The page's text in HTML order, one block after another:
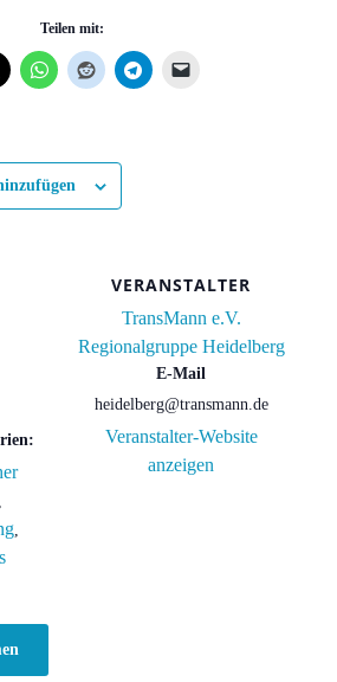
Teilen mit:
,
VERANSTALTER
TransMann e.V.
Regionalgruppe Heidelberg
E-Mail
heidelberg@transmann.de
Veranstalter-Website
anzeigen